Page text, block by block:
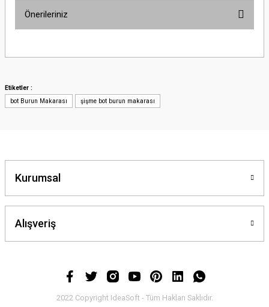
Önerileriniz
yetersiz gördüğünüz noktaları öneri formunu kullanarak tarafımıza
Ürün resmi kalitesiz, bozuk veya görüntülenemiyor.
Ürün fiyatı diğer sitelerden daha pahalı.
Bu ürüne benzer farklı alternatifler olmalı.
Etiketler :
bot Burun Makarası
şişme bot burun makarası
Kurumsal
Alışveriş
2022 Copyright IdeaSoft - Tüm Hakları Saklıdır.